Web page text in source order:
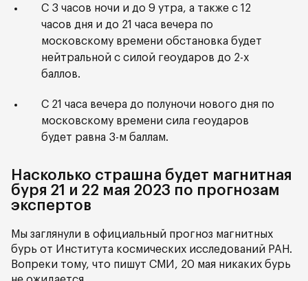
С 3 часов ночи и до 9 утра, а также с 12
часов дня и до 21 часа вечера по
московскому времени обстановка будет
нейтральной с силой геоударов до 2-х
баллов.
С 21 часа вечера до полуночи нового дня по
московскому времени сила геоударов
будет равна 3-м баллам.
Насколько страшна будет магнитная
буря 21 и 22 мая 2023 по прогнозам
экспертов
Мы заглянули в официальный прогноз магнитных
бурь от Института космических исследований РАН.
Вопреки тому, что пишут СМИ, 20 мая никаких бурь